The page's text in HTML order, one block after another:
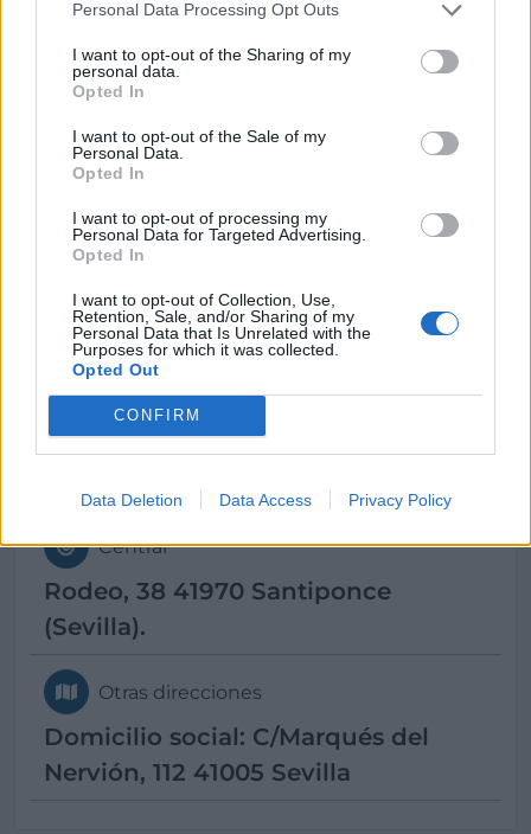
Personal Data Processing Opt Outs
I want to opt-out of the Sharing of my
personal data.
Opted In
I want to opt-out of the Sale of my
Personal Data.
Opted In
I want to opt-out of processing my
Personal Data for Targeted Advertising.
Opted In
I want to opt-out of Collection, Use,
Retention, Sale, and/or Sharing of my
Personal Data that Is Unrelated with the
Purposes for which it was collected.
Opted Out
CONFIRM
Data Deletion Data Access Privacy Policy
652410191
Móvil
E-mail
volarenglobo@globotur.es
javier@globotur.es
Web
Central
Rodeo, 38 41970 Santiponce
(Sevilla).
Otras direcciones
Domicilio social: C/Marqués del
Nervión, 112 41005 Sevilla